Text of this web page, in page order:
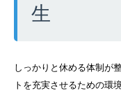
生
しっかりと休める体制が
トを充実させるための環